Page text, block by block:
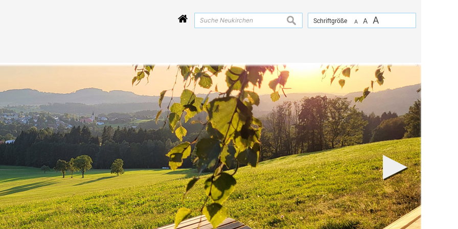
Schriftgröße A A A
suchen